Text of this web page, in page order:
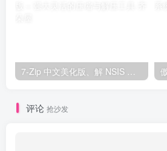
7-Zip 中文美化版、解 NSIS 脚本版 – 强大灵活的压缩与解压工具
评论 抢沙发